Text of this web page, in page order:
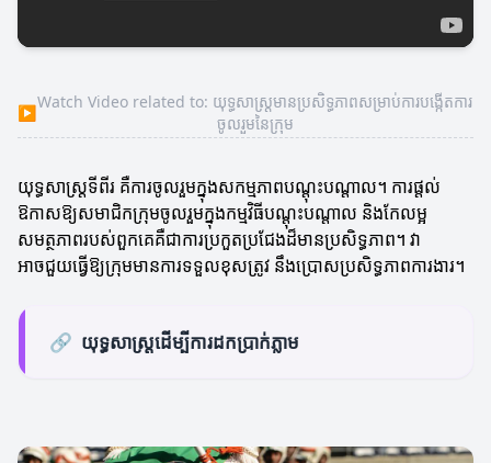
▶
Watch Video related to: យុទ្ធសាស្រ្តមានប្រសិទ្ធភាពសម្រាប់ការបង្កើតការ
ចូលរួមនៃក្រុម
យុទ្ធសាស្រ្តទីពីរ គឺការចូលរួមក្នុងសកម្មភាពបណ្តុះបណ្តាល។ ការផ្តល់
ឱកាសឱ្យសមាជិកក្រុមចូលរួមក្នុងកម្មវិធីបណ្តុះបណ្តាល និងកែលម្អ
សមត្ថភាពរបស់ពួកគេគឺជាការប្រកួតប្រជែងដ៏មានប្រសិទ្ធភាព។ វា
អាចជួយធ្វើឱ្យក្រុមមានការទទួលខុសត្រូវ នឹងប្រោសប្រសិទ្ធភាពការងារ។
🔗 យុទ្ធសាស្រ្តដើម្បីការដកប្រាក់ភ្លាម